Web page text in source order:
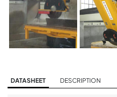
DATASHEET DESCRIPTION